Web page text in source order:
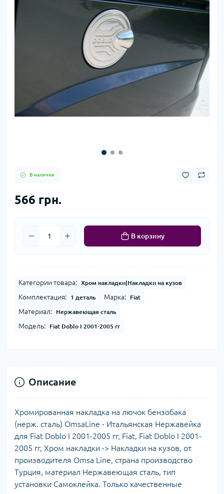
В наличии
566 грн.
В корзину
Категории товара: Хром накладки|Накладки на кузов
Комплектация: 1 деталь Марка: Fiat
Материал: Нержавеющая сталь
Модель: Fiat Doblo I 2001-2005 гг
Описание
Хромированная накладка на лючок бензобака
(нерж. сталь) OmsaLine - Итальянская Нержавейка
для Fiat Doblo I 2001-2005 гг, Fiat, Fiat Doblo I 2001-
2005 гг, Хром накладки -> Накладки на кузов, от
производителя Omsa Line, страна производство
Турция, материал Нержавеющая сталь, тип
установки Самоклейка. Только качественные